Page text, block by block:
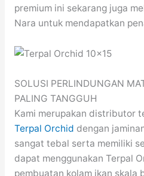
premium ini sekarang juga
Nara untuk mendapatkan
SOLUSI PERLINDUNGAN
PALING TANGGUH
Kami merupakan distributor
Terpal Orchid dengan
sangat tebal serta memiliki
dapat menggunakan Terpal
pembuatan kolam ikan skala